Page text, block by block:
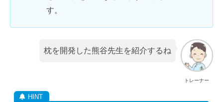
す。
トレーナー
枕を開発した熊谷先生を紹介するね